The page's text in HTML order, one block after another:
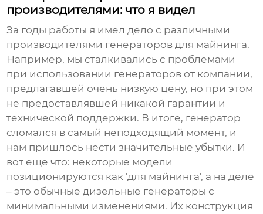
производителями: что я видел
За годы работы я имел дело с различными
производителями генераторов для майнинга.
Например, мы сталкивались с проблемами
при использовании генераторов от компании,
предлагавшей очень низкую цену, но при этом
не предоставлявшей никакой гарантии и
технической поддержки. В итоге, генератор
сломался в самый неподходящий момент, и
нам пришлось нести значительные убытки. И
вот еще что: некоторые модели
позиционируются как 'для майнинга', а на деле
– это обычные дизельные генераторы с
минимальными изменениями. Их конструкция